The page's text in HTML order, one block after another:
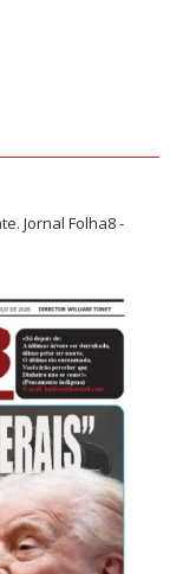
Jornal Folha8 -